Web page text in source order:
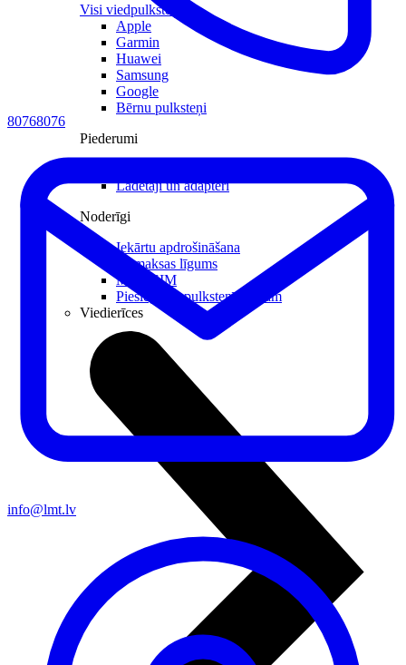
Visi viedpulksteņi
Apple
Garmin
Huawei
Samsung
Google
Bērnu pulksteņi
Piederumi
Lādētāji un adapteri
Noderīgi
Iekārtu apdrošināšana
Nomaksas līgums
Multi-SIM
Pieslēgums pulkstenī bērnam
Viedierīces
80768076
info@lmt.lv